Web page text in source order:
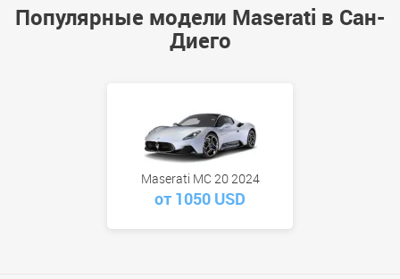
Популярные модели Maserati в Сан-
Диего
Maserati MC 20 2024
от 1050 USD